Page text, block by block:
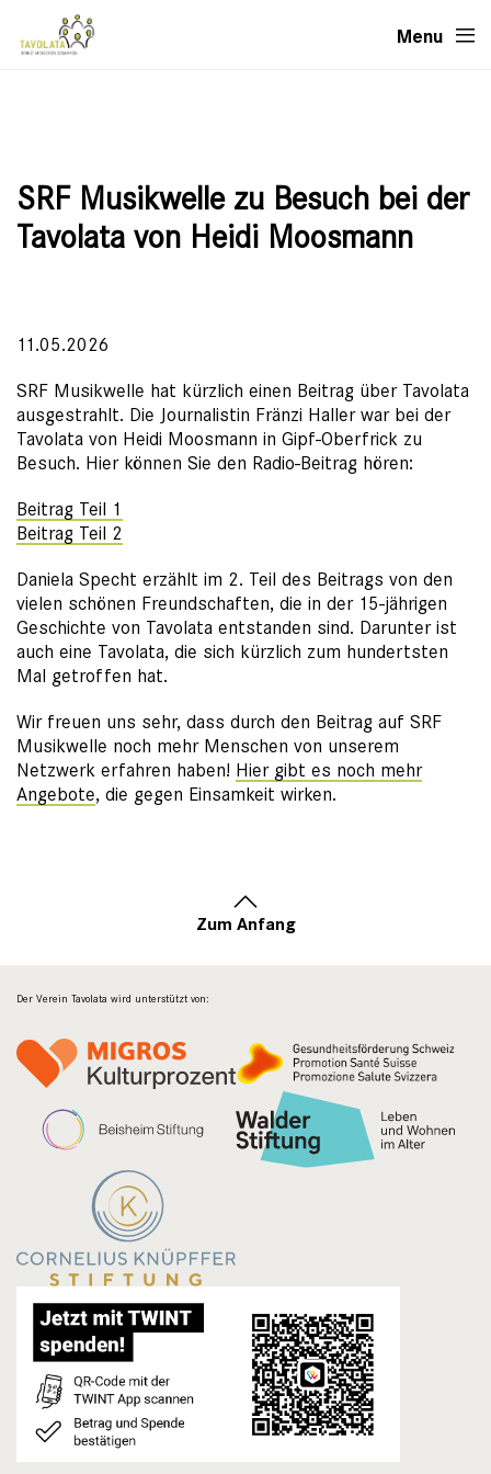
Menu
SRF Musikwelle zu Besuch bei der
Tavolata von Heidi Moosmann
11.05.2026
SRF Musikwelle hat kürzlich einen Beitrag über Tavolata
ausgestrahlt. Die Journalistin Fränzi Haller war bei der
Tavolata von Heidi Moosmann in Gipf-Oberfrick zu
Besuch. Hier können Sie den Radio-Beitrag hören:
Beitrag Teil 1
Beitrag Teil 2
Daniela Specht erzählt im 2. Teil des Beitrags von den
vielen schönen Freundschaften, die in der 15-jährigen
Geschichte von Tavolata entstanden sind. Darunter ist
auch eine Tavolata, die sich kürzlich zum hundertsten
Mal getroffen hat.
Wir freuen uns sehr, dass durch den Beitrag auf SRF
Musikwelle noch mehr Menschen von unserem
Netzwerk erfahren haben! Hier gibt es noch mehr
Angebote, die gegen Einsamkeit wirken.
Zum Anfang
Der Verein Tavolata wird unterstützt von: